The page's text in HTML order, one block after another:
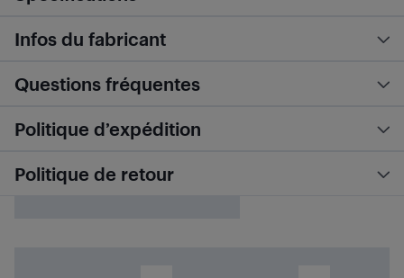
Infos du fabricant
Questions fréquentes
Politique d’expédition
Politique de retour